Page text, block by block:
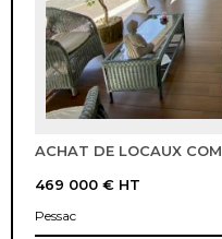
ACHAT DE LOCAUX
469 000 € HT
Pessac